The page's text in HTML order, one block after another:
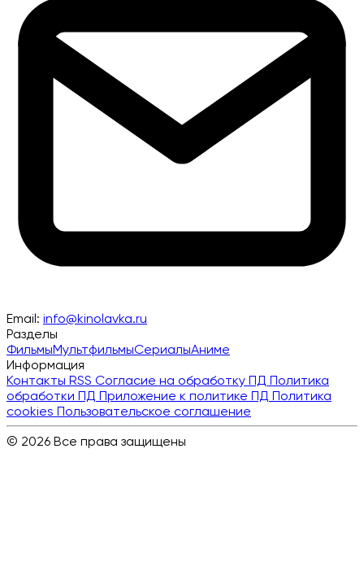
Email: info@kinolavka.ru
Разделы
ФильмыМультфильмыСериалыАниме
Информация
Контакты RSS Согласие на обработку ПД Политика
обработки ПД Приложение к политике ПД Политика
cookies Пользовательское соглашение
© 2026 Все права защищены